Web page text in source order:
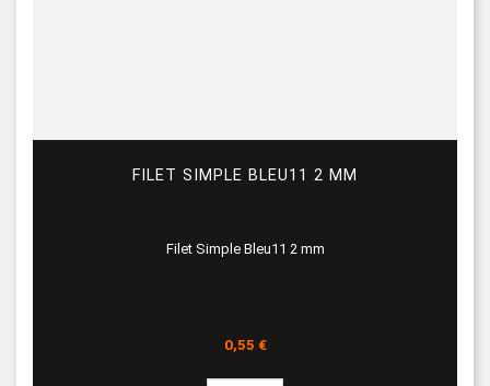
FILET SIMPLE BLEU11 2 MM
Filet Simple Bleu11 2 mm
Prix
0,55 €